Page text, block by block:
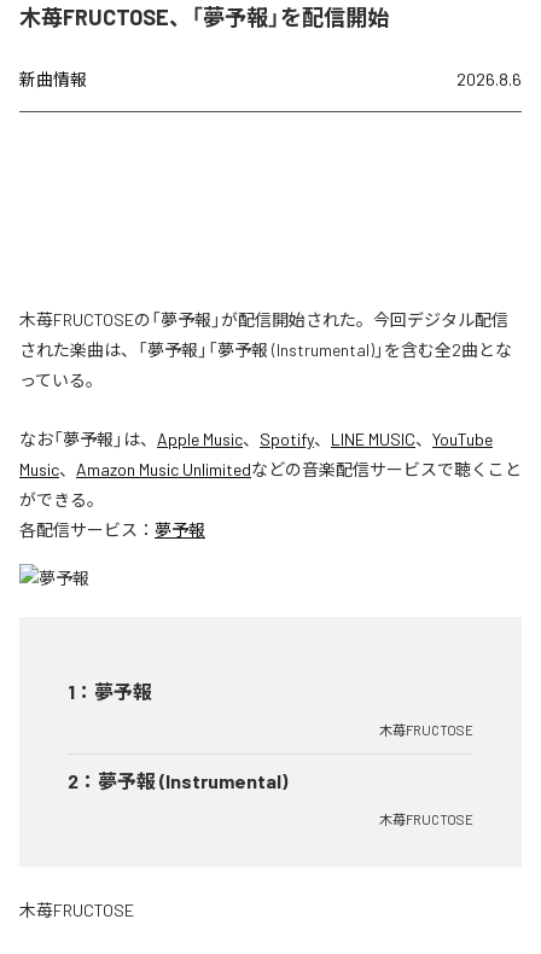
木苺FRUCTOSE、「夢予報」を配信開始
新曲情報 2026.8.6
木苺FRUCTOSEの「夢予報」が配信開始された。今回デジタル配信
された楽曲は、「夢予報」「夢予報 (Instrumental)」を含む全2曲とな
っている。
なお「夢予報 」は、 Apple Music、 Spotify、 LINE MUSIC、 YouTube
Music、 Amazon Music Unlimitedなどの音楽配信サービスで聴くこと
ができる。
各配信サービス： 夢予報
1 ： 夢予報
木苺FRUCTOSE
2 ： 夢予報 (Instrumental)
木苺FRUCTOSE
木苺FRUCTOSE